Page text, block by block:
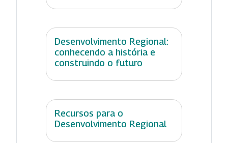
Desenvolvimento Regional:
conhecendo a história e
construindo o futuro
Recursos para o
Desenvolvimento Regional